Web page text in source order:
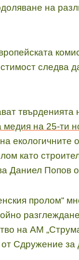
на
следва
медия на 25-ти
като
Даниел Попов
пролом“
на АМ
Сдружение